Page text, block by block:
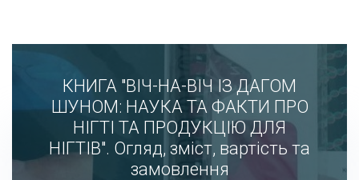
КНИГА "ВІЧ-НА-ВІЧ ІЗ ДАГОМ
ШУНОМ: НАУКА ТА ФАКТИ ПРО
НІГТІ ТА ПРОДУКЦІЮ ДЛЯ
НІГТІВ". Огляд, зміст, вартість та
замовлення